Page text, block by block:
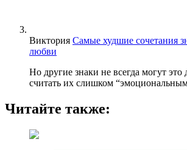
Виктория Самые худшие сочетания
любви
Но другие знаки не всегда могут это
считать их слишком
Читайте также: